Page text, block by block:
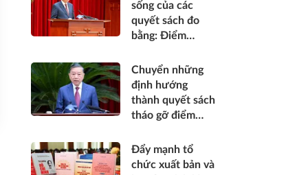
sống của các
quyết sách đo
bằng: Điểm
gỡ, bộ máy vận
hành thông suốt,
nguồn lực khơi
thông, nhân dân
thiết thực hơn*
Chuyển những
định hướng
thành quyết sách
tháo gỡ điểm
thông nguồn lực
và tạo năng lực
Đẩy mạnh tổ
chức xuất bản và